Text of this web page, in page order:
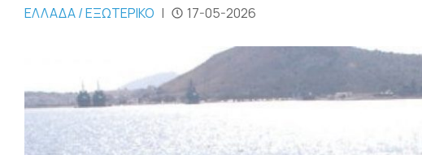
ΕΛΛΑΔΑ / ΕΞΩΤΕΡΙΚΟ | 17-05-2026